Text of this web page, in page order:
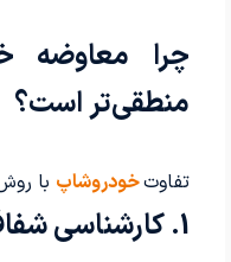
چرا معاوضه
منطقی‌تر است؟
تفاوتخودروشاپ با
1. کارشناسی شفاف و واقعی